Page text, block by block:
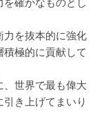
確かなものとし
を抜本的に強化
極的に貢献して
世界で最も偉大
き上げてまいり